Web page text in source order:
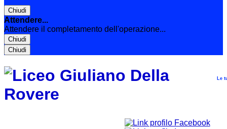
Chiudi
Attendere...
Attendere il completamento dell'operazione...
Chiudi
Chiudi
Le